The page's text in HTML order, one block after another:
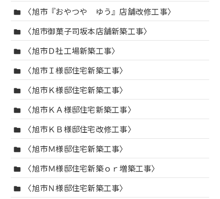
folder 〈旭市『おやつや ゆう』店舗改修工事〉
folder 〈旭市御菓子司坂本店舗新築工事〉
folder 〈旭市Ｄ社工場新築工事〉
folder 〈旭市Ｉ様邸住宅新築工事〉
folder 〈旭市Ｋ様邸住宅新築工事〉
folder 〈旭市ＫＡ様邸住宅新築工事〉
folder 〈旭市ＫＢ様邸住宅改修工事〉
folder 〈旭市Ｍ様邸住宅新築工事〉
folder 〈旭市Ｍ様邸住宅新築ｏｒ増築工事〉
folder 〈旭市Ｎ様邸住宅新築工事〉